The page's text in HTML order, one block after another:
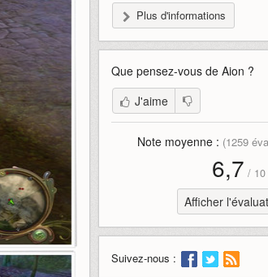
Plus d'informations
Que pensez-vous de Aion ?
J'aime
Note moyenne : (1259
6,7 / 10
Afficher
Suivez-nous :